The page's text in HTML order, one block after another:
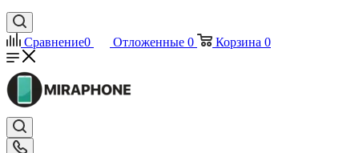
Сравнение0 Отложенные 0 Корзина 0